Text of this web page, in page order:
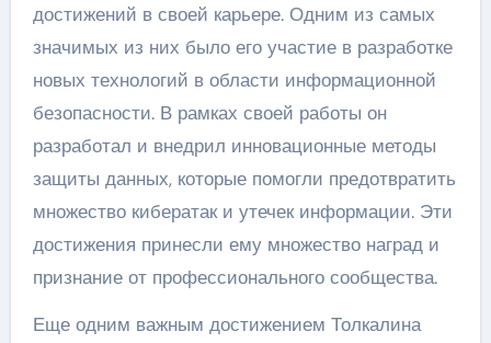
достижений в своей карьере. Одним из самых
значимых из них было его участие в разработке
новых технологий в области информационной
безопасности. В рамках своей работы он
разработал и внедрил инновационные методы
защиты данных, которые помогли предотвратить
множество кибератак и утечек информации. Эти
достижения принесли ему множество наград и
признание от профессионального сообщества.
Еще одним важным достижением Толкалина